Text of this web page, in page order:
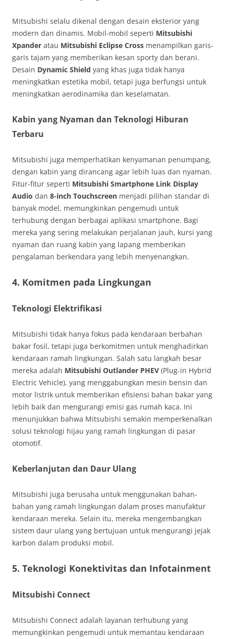
Mitsubishi selalu dikenal dengan desain eksterior yang
modern dan dinamis. Mobil-mobil seperti Mitsubishi
Xpander atau Mitsubishi Eclipse Cross menampilkan garis-
garis tajam yang memberikan kesan sporty dan berani.
Desain Dynamic Shield yang khas juga tidak hanya
meningkatkan estetika mobil, tetapi juga berfungsi untuk
meningkatkan aerodinamika dan keselamatan.
Kabin yang Nyaman dan Teknologi Hiburan
Terbaru
Mitsubishi juga memperhatikan kenyamanan penumpang,
dengan kabin yang dirancang agar lebih luas dan nyaman.
Fitur-fitur seperti Mitsubishi Smartphone Link Display
Audio dan 8-inch Touchscreen menjadi pilihan standar di
banyak model, memungkinkan pengemudi untuk
terhubung dengan berbagai aplikasi smartphone. Bagi
mereka yang sering melakukan perjalanan jauh, kursi yang
nyaman dan ruang kabin yang lapang memberikan
pengalaman berkendara yang lebih menyenangkan.
4. Komitmen pada Lingkungan
Teknologi Elektrifikasi
Mitsubishi tidak hanya fokus pada kendaraan berbahan
bakar fosil, tetapi juga berkomitmen untuk menghadirkan
kendaraan ramah lingkungan. Salah satu langkah besar
mereka adalah Mitsubishi Outlander PHEV (Plug-in Hybrid
Electric Vehicle), yang menggabungkan mesin bensin dan
motor listrik untuk memberikan efisiensi bahan bakar yang
lebih baik dan mengurangi emisi gas rumah kaca. Ini
menunjukkan bahwa Mitsubishi semakin memperkenalkan
solusi teknologi hijau yang ramah lingkungan di pasar
otomotif.
Keberlanjutan dan Daur Ulang
Mitsubishi juga berusaha untuk menggunakan bahan-
bahan yang ramah lingkungan dalam proses manufaktur
kendaraan mereka. Selain itu, mereka mengembangkan
sistem daur ulang yang bertujuan untuk mengurangi jejak
karbon dalam produksi mobil.
5. Teknologi Konektivitas dan Infotainment
Mitsubishi Connect
Mitsubishi Connect adalah layanan terhubung yang
memungkinkan pengemudi untuk memantau kendaraan